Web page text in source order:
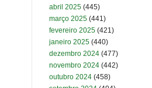
abril 2025 (445)
março 2025 (441)
fevereiro 2025 (421)
janeiro 2025 (440)
dezembro 2024 (477)
novembro 2024 (442)
outubro 2024 (458)